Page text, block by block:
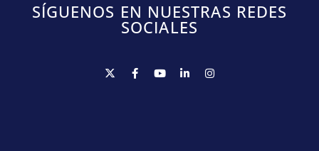
SÍGUENOS EN NUESTRAS REDES
SOCIALES